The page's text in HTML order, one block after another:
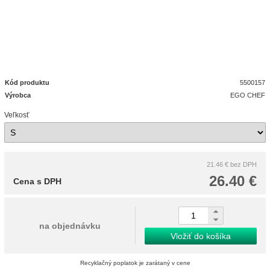
Kód produktu
5500157
Výrobca
EGO CHEF
Veľkosť
21.46 € bez DPH
26.40 €
Cena s DPH
na objednávku
Vložiť do košíka
Recyklačný poplatok je zarátaný v cene